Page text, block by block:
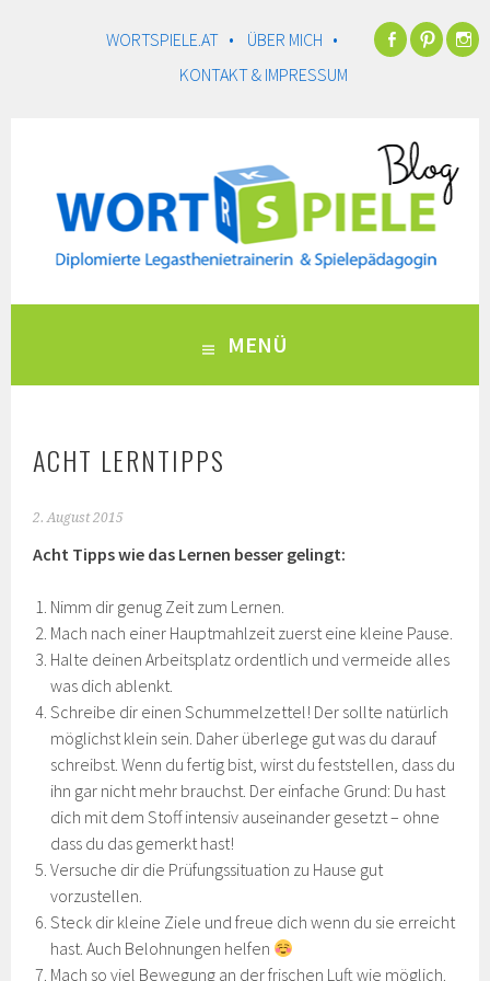
WORTSPIELE.AT •
ÜBER MICH •
KONTAKT & IMPRESSUM
MENÜ
ACHT LERNTIPPS
2. August 2015
Acht Tipps wie das Lernen besser gelingt:
Nimm dir genug Zeit zum Lernen.
Mach nach einer Hauptmahlzeit zuerst eine kleine Pause.
Halte deinen Arbeitsplatz ordentlich und vermeide alles
was dich ablenkt.
Schreibe dir einen Schummelzettel! Der sollte natürlich
möglichst klein sein. Daher überlege gut was du darauf
schreibst. Wenn du fertig bist, wirst du feststellen, dass du
ihn gar nicht mehr brauchst. Der einfache Grund: Du hast
dich mit dem Stoff intensiv auseinander gesetzt – ohne
dass du das gemerkt hast!
Versuche dir die Prüfungssituation zu Hause gut
vorzustellen.
Steck dir kleine Ziele und freue dich wenn du sie erreicht
hast. Auch Belohnungen helfen
Mach so viel Bewegung an der frischen Luft wie möglich.